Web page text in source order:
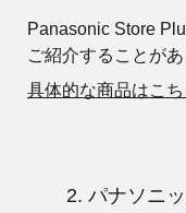
Panasonic Store
ご紹介することがあ
具体的な商品はこち
2. パナソニ